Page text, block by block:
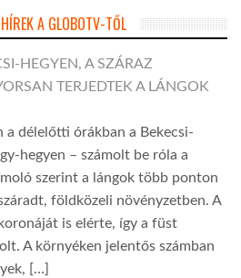
A GLOBOTV-TŐL
HEGYEN, A SZÁRAZ
TERJEDTEK A LÁNGOK
a délelőtti órákban a Bekecsi-
hegyen – számolt be róla a
szerint a lángok több ponton
földközeli növényzetben. A
is elérte, így a füst
A környéken jelentős számban
[…]